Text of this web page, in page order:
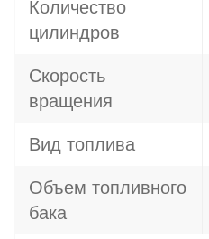
Количество
цилиндров
Скорость
вращения
Вид топлива
Объем топливного
бака